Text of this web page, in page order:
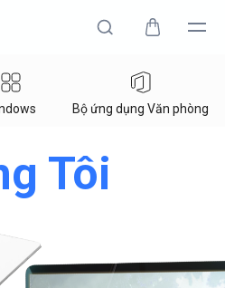
Bộ ứng dụng Văn phòng
Tôi